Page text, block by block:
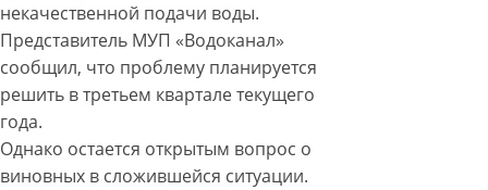
некачественной подачи воды.
Представитель МУП «Водоканал»
сообщил, что проблему планируется
решить в третьем квартале текущего
года.
Однако остается открытым вопрос о
виновных в сложившейся ситуации.